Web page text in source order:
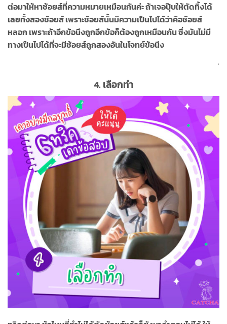
ต่อมาให้หาช้อยส์ที่ความหมายเหมือนกันค่ะ ถ้าเจอปุ๊บให้ตัดทิ้งได้
เลยทั้งสองช้อยส์ เพราะช้อยส์นั้นมีความเป็นไปได้ว่าคือช้อยส์
หลอก เพราะถ้าอีกข้อนึงถูกอีกข้อก็ต้องถูกเหมือนกัน ซึ่งมันไม่มี
ทางเป็นไปได้ที่จะมีช้อยส์ถูกสองอันในโจทย์ข้อนึง
.
4. เลือกทำ